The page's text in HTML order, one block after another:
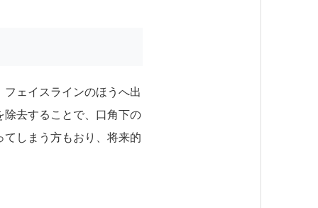
ェイスラインのほうへ出
去することで、口角下の
しまう方もおり、将来的